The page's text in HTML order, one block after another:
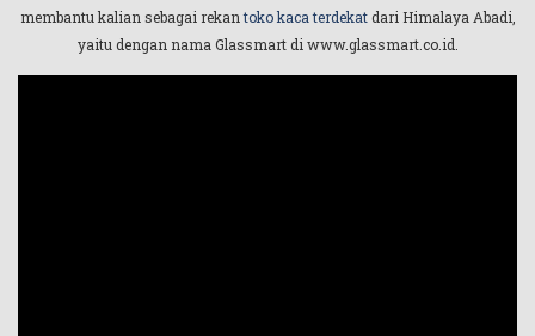
membantu kalian sebagai rekantoko kaca terdekatdari Himalaya Abadi,
yaitu dengan nama Glassmart di www.glassmart.co.id.